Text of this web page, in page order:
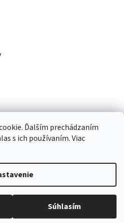
Ďalším prechádzaním
s ich používaním. Viac
Súhlasím
práva vyhradené.Upraviť